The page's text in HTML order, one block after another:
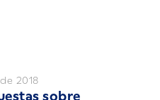
2018
sobre